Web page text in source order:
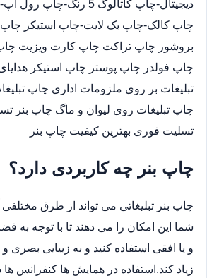
دیجیتال-چاپ کاتالوگ 5 رنگ-
چاپ کالک-چاپ بک لایت-چاپ استیکر چاپ
بروشور چاپ تراکت چاپ کارت ویزیت
چاپ فولدر چاپ پوستر چاپ استیکر هدایای
تبلیغات بر روی ملزومات اداری چاپ
چاپ تبلیغات روی لیوان و ماگ چاپ بنر
تسلیت فوری بهترین کیفیت چاپ بنر
چاپ بنر چه کاربردی دارد؟
چاپ بنر تبلیغاتی می تواند از طرق
شما این امکان را می دهند تا با توجه به
و یا افقی استفاده کنید و به زییایی بصری و
زیاد کند.استفاده در همایش ها کنفرانس ها